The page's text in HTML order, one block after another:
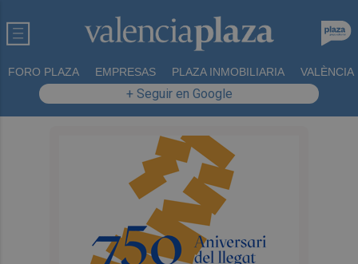
FORO PLAZA EMPRESAS PLAZA INMOBILIARIA VALÈNCIA
+ Seguir en Google